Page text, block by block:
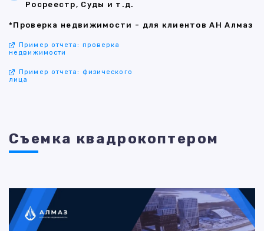
Росреестр, Суды и т.д.
*Проверка недвижимости - для клиентов АН Алмаз
Пример отчета: проверка
недвижимости
Пример отчета: физического
лица
Съемка квадрокоптером